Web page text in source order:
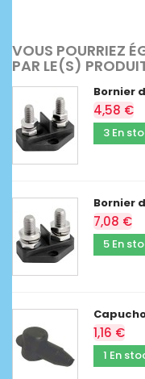
VOUS POURRIEZ
PAR LE(S)
Bornier
4,58 €
3 En
Bornier
7,08 €
5 En
1,16 €
1 En